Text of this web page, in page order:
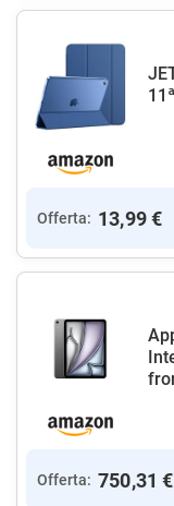
Offerta: 13,99 €
Offerta: 750,31 €